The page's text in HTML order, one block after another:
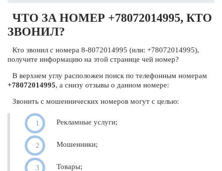
ЧТО ЗА НОМЕР +78072014995, КТО
ЗВОНИЛ?
Кто звонил с номера 8-8072014995 (или: +78072014995),
получите информацию на этой странице чей номер?
В верхнем углу расположен поиск по телефонным номерам
+78072014995, а снизу отзывы о данном номере:
Звонить с мошеннических номеров могут с целью:
Рекламные услуги;
Мошенники;
Товары;